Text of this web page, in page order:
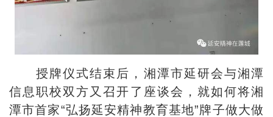
授牌仪式结束后，湘潭市延研会与湘潭
信息职校双方又召开了座谈会，就如何将湘
潭市首家“弘扬延安精神教育基地”牌子做大做